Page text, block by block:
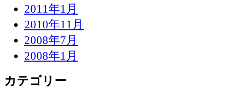
2011年1月
2010年11月
2008年7月
2008年1月
カテゴリー